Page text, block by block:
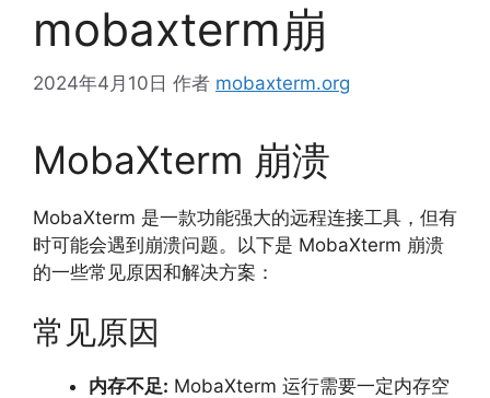
mobaxterm崩
2024年4月10日 作者 mobaxterm.org
MobaXterm 崩溃
MobaXterm 是一款功能强大的远程连接工具， 但有
时可能会遇到崩溃问题。 以下是 MobaXterm 崩溃
的一些常见原因和解决方案：
常见原因
内存不足: MobaXterm 运行需要一定内存空